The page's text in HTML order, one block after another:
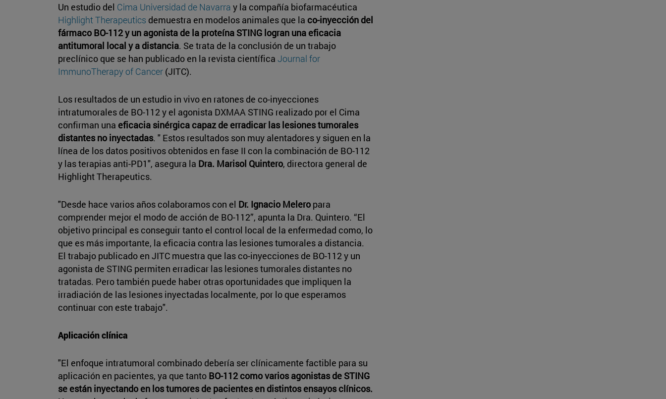
Un estudio del Cima Universidad de Navarra y la compañía biofarmacéutica
Highlight Therapeutics demuestra en modelos animales que la co-inyección del
fármaco BO-112 y un agonista de la proteína STING logran una eficacia
antitumoral local y a distancia. Se trata de la conclusión de un trabajo
preclínico que se han publicado en la revista científica Journal for
ImmunoTherapy of Cancer (JITC).
Los resultados de un estudio in vivo en ratones de co-inyecciones
intratumorales de BO-112 y el agonista DXMAA STING realizado por el Cima
confirman una eficacia sinérgica capaz de erradicar las lesiones tumorales
distantes no inyectadas. " Estos resultados son muy alentadores y siguen en la
línea de los datos positivos obtenidos en fase II con la combinación de BO-112
y las terapias anti-PD1", asegura la Dra. Marisol Quintero, directora general de
Highlight Therapeutics.
"Desde hace varios años colaboramos con el Dr. Ignacio Melero para
comprender mejor el modo de acción de BO-112”, apunta la Dra. Quintero. “El
objetivo principal es conseguir tanto el control local de la enfermedad como, lo
que es más importante, la eficacia contra las lesiones tumorales a distancia.
El trabajo publicado en JITC muestra que las co-inyecciones de BO-112 y un
agonista de STING permiten erradicar las lesiones tumorales distantes no
tratadas. Pero también puede haber otras oportunidades que impliquen la
irradiación de las lesiones inyectadas localmente, por lo que esperamos
continuar con este trabajo".
Aplicación clínica
"El enfoque intratumoral combinado debería ser clínicamente factible para su
aplicación en pacientes, ya que tanto BO-112 como varios agonistas de STING
se están inyectando en los tumores de pacientes en distintos ensayos clínicos.